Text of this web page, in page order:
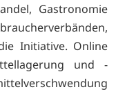
Gastronomie
Initiative. Online
und -